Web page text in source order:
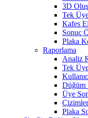
3D
Tek
Kafes
Sonuç
Plaka
Raporlama
Analiz
Tek
Düğüm
Üye
Plaka